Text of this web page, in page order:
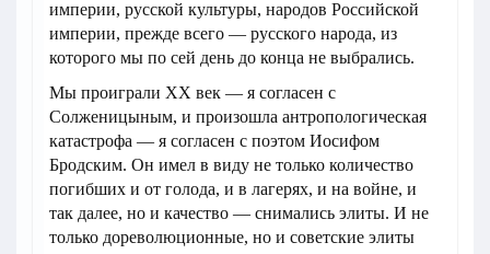
империи, русской культуры, народов Российской
империи, прежде всего — русского народа, из
которого мы по сей день до конца не выбрались.
Мы проиграли ХХ век — я согласен с
Солженицыным, и произошла антропологическая
катастрофа — я согласен с поэтом Иосифом
Бродским. Он имел в виду не только количество
погибших и от голода, и в лагерях, и на войне, и
так далее, но и качество — снимались элиты. И не
только дореволюционные, но и советские элиты